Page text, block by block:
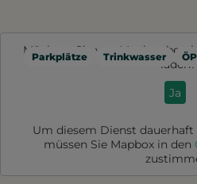
Parkplätze Trinkwasser
Möchten Sie von Mapbox
laden?
Ja
Um diesem Dienst
müssen Sie Mapboxin den